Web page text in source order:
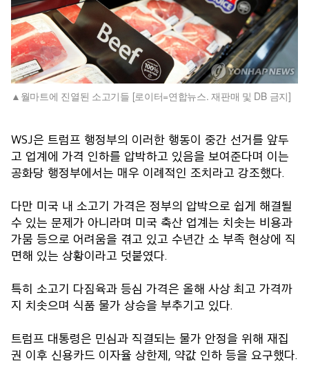
월마트에 진열된 소고기들 [로이터=연합뉴스. 재판매 및 DB 금지]
WSJ은 트럼프 행정부의 이러한 행동이 중간 선거를 앞두
고 업계에 가격 인하를 압박하고 있음을 보여준다며 이는
공화당 행정부에서는 매우 이례적인 조치라고 강조했다.
다만 미국 내 소고기 가격은 정부의 압박으로 쉽게 해결될
수 있는 문제가 아니라며 미국 축산 업계는 치솟는 비용과
가뭄 등으로 어려움을 겪고 있고 수년간 소 부족 현상에 직
면해 있는 상황이라고 덧붙였다.
특히 소고기 다짐육과 등심 가격은 올해 사상 최고 가격까
지 치솟으며 식품 물가 상승을 부추기고 있다.
트럼프 대통령은 민심과 직결되는 물가 안정을 위해 재집
권 이후 신용카드 이자율 상한제, 약값 인하 등을 요구했다.